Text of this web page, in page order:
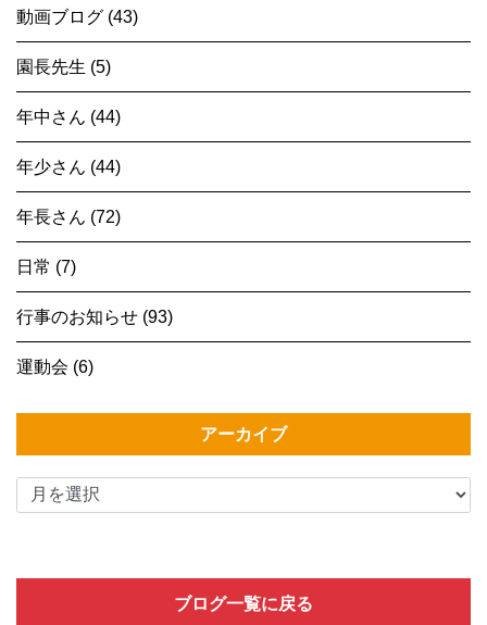
動画ブログ (43)
園長先生 (5)
年中さん (44)
年少さん (44)
年長さん (72)
日常 (7)
行事のお知らせ (93)
運動会 (6)
アーカイブ
ブログ一覧に戻る